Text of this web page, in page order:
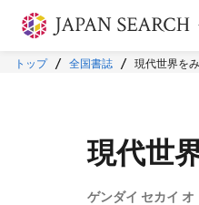
本文に飛ぶ
トップ 全国書誌 現代世界を
現代世
ゲンダイ セカイ オ